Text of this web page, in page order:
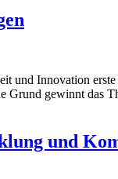
Innovation
gewinnt das
und